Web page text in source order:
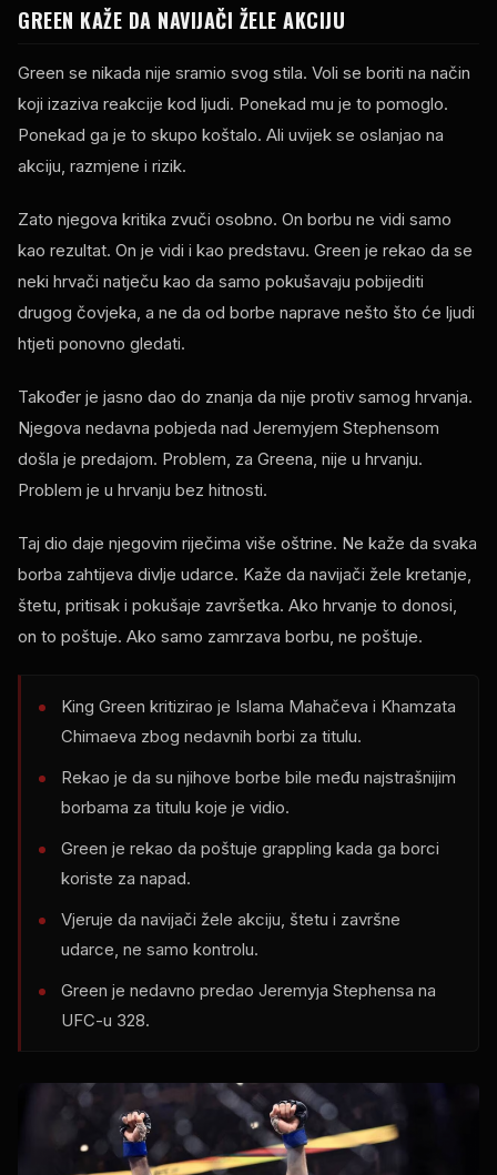
GREEN KAŽE DA NAVIJAČI ŽELE AKCIJU
Green se nikada nije sramio svog stila. Voli se boriti na način
koji izaziva reakcije kod ljudi. Ponekad mu je to pomoglo.
Ponekad ga je to skupo koštalo. Ali uvijek se oslanjao na
akciju, razmjene i rizik.
Zato njegova kritika zvuči osobno. On borbu ne vidi samo
kao rezultat. On je vidi i kao predstavu. Green je rekao da se
neki hrvači natječu kao da samo pokušavaju pobijediti
drugog čovjeka, a ne da od borbe naprave nešto što će ljudi
htjeti ponovno gledati.
Također je jasno dao do znanja da nije protiv samog hrvanja.
Njegova nedavna pobjeda nad Jeremyjem Stephensom
došla je predajom. Problem, za Greena, nije u hrvanju.
Problem je u hrvanju bez hitnosti.
Taj dio daje njegovim riječima više oštrine. Ne kaže da svaka
borba zahtijeva divlje udarce. Kaže da navijači žele kretanje,
štetu, pritisak i pokušaje završetka. Ako hrvanje to donosi,
on to poštuje. Ako samo zamrzava borbu, ne poštuje.
King Green kritizirao je Islama Mahačeva i Khamzata
Chimaeva zbog nedavnih borbi za titulu.
Rekao je da su njihove borbe bile među najstrašnijim
borbama za titulu koje je vidio.
Green je rekao da poštuje grappling kada ga borci
koriste za napad.
Vjeruje da navijači žele akciju, štetu i završne
udarce, ne samo kontrolu.
Green je nedavno predao Jeremyja Stephensa na
UFC-u 328.